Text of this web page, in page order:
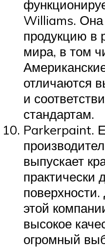
Williams. Она
продукцию в
мира, в том
отличаются
и
стандартам.
Parkerpaint.
выпускает
практически
этой
высокое
огромный